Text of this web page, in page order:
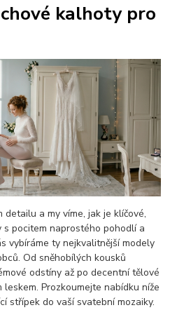
kalhoty pro
a my víme, jak je klíčové,
s pocitem naprostého pohodlí a
vybíráme ty nejkvalitnější modely
Od sněhobílých kousků
odstíny až po decentní tělové
Prozkoumejte nabídku níže
střípek do vaší svatební mozaiky.